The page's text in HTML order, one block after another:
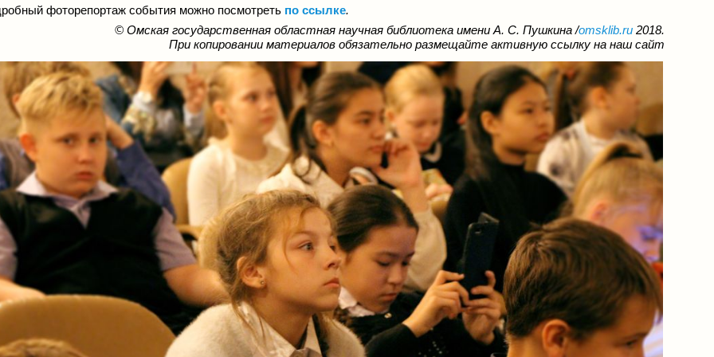
фоторепортаж события можно посмотреть по ссылке.
© Омская государственная областная научная библиотека имени А. С. Пушкина /omsklib.ru 2018.
При копировании материалов обязательно размещайте активную ссылку на наш сайт